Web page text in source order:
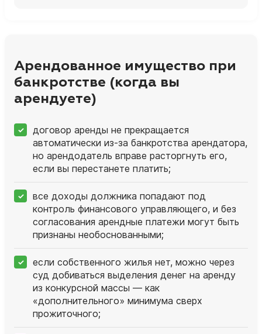
Арендованное имущество при
банкротстве (когда вы
арендуете)
договор аренды не прекращается
автоматически из‑за банкротства арендатора,
но арендодатель вправе расторгнуть его,
если вы перестанете платить;
все доходы должника попадают под
контроль финансового управляющего, и без
согласования арендные платежи могут быть
признаны необоснованными;
если собственного жилья нет, можно через
суд добиваться выделения денег на аренду
из конкурсной массы — как
«дополнительного» минимума сверх
прожиточного;